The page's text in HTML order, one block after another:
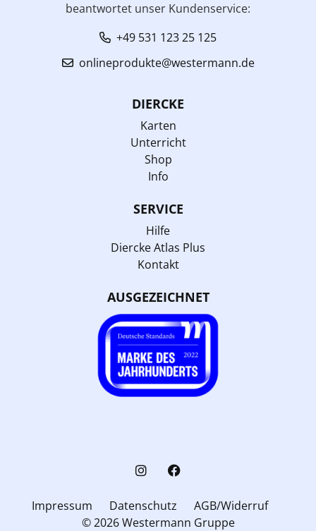
beantwortet unser Kundenservice:
+49 531 123 25 125
onlineprodukte@westermann.de
DIERCKE
Karten
Unterricht
Shop
Info
SERVICE
Hilfe
Diercke Atlas Plus
Kontakt
AUSGEZEICHNET
Impressum Datenschutz
AGB/Widerruf
© 2026 Westermann Gruppe